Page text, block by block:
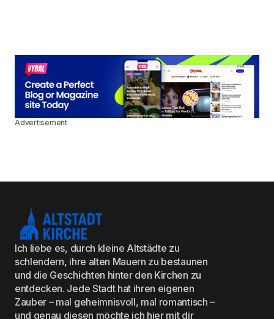
Advertisement
Ich liebe es, durch kleine Altstädte zu
schlendern, ihre alten Mauern zu bestaunen
und die Geschichten hinter den Kirchen zu
entdecken. Jede Stadt hat ihren eigenen
Zauber – mal geheimnisvoll, mal romantisch –
und genau diesen möchte ich hier mit dir